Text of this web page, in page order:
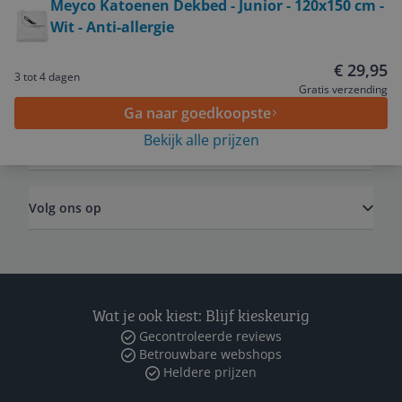
Meyco Katoenen Dekbed - Junior - 120x150 cm -
Wit - Anti-allergie
3 tot 4 dagen € 29,95
Gratis verzending
Ga naar goedkoopste
Bekijk alle prijzen
Service
Algemeen
Volg ons op
Wat je ook kiest: Blijf kieskeurig
Gecontroleerde reviews
Betrouwbare webshops
Heldere prijzen